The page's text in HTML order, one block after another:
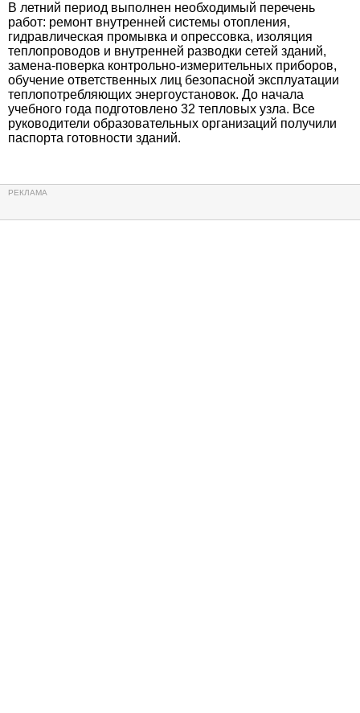
В летний период выполнен необходимый перечень
работ: ремонт внутренней системы отопления,
гидравлическая промывка и опрессовка, изоляция
теплопроводов и внутренней разводки сетей зданий,
замена-поверка контрольно-измерительных приборов,
обучение ответственных лиц безопасной эксплуатации
теплопотребляющих энергоустановок. До начала
учебного года подготовлено 32 тепловых узла. Все
руководители образовательных организаций получили
паспорта готовности зданий.